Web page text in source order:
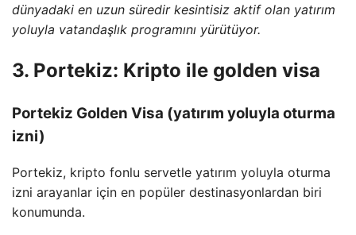
dünyadaki en uzun süredir kesintisiz aktif olan yatırım
yoluyla vatandaşlık programını yürütüyor.
3. Portekiz: Kripto ile golden visa
Portekiz Golden Visa (yatırım yoluyla oturma
izni)
Portekiz, kripto fonlu servetle yatırım yoluyla oturma
izni arayanlar için en popüler destinasyonlardan biri
konumunda.